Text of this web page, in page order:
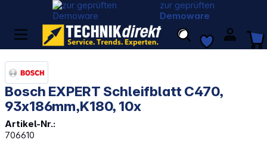
zur geprüften
Demoware
Bosch EXPERT Schleifblatt C470,
93x186mm,K180, 10x
Artikel-Nr.:
706610